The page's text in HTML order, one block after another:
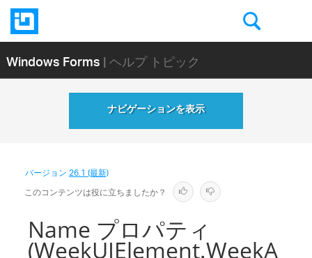
Windows Forms| ヘルプ トピック
ナビゲーションを表示
バージョン26.1 (最新)
このコンテンツは役に立ちましたか？
Name プロパティ
(WeekUIElement.WeekA